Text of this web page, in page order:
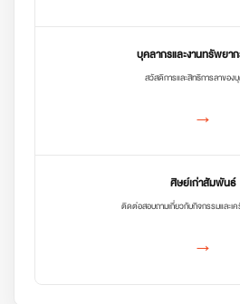
บุคลากรและงานทรัพยา
สวัสดิการและสิทธิการลาของ
→
ศิษย์เก่าสัมพันธ์
ติดต่อสอบถามเกี่ยวกับกิจกรรมและเ
→